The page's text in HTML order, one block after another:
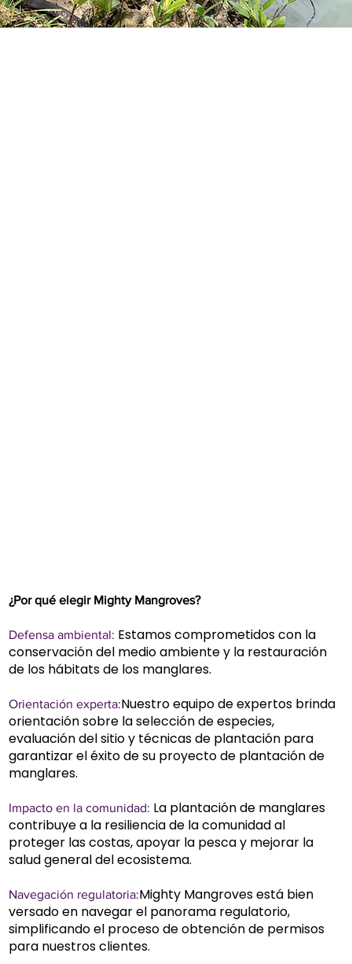
¿Por qué elegir Mighty Mangroves?
Defensa ambiental: Estamos comprometidos con la
conservación del medio ambiente y la restauración
de los hábitats de los manglares.
Orientación experta:Nuestro equipo de expertos brinda
orientación sobre la selección de especies,
evaluación del sitio y técnicas de plantación para
garantizar el éxito de su proyecto de plantación de
manglares.
Impacto en la comunidad: La plantación de manglares
contribuye a la resiliencia de la comunidad al
proteger las costas, apoyar la pesca y mejorar la
salud general del ecosistema.
Navegación regulatoria:Mighty Mangroves está bien
versado en navegar el panorama regulatorio,
simplificando el proceso de obtención de permisos
para nuestros clientes.